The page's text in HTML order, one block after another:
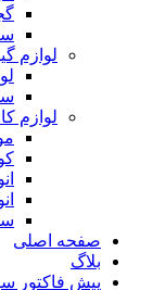
لوازم
لوازم
صفحه اصلی
بلاگ
پیش فاکتور